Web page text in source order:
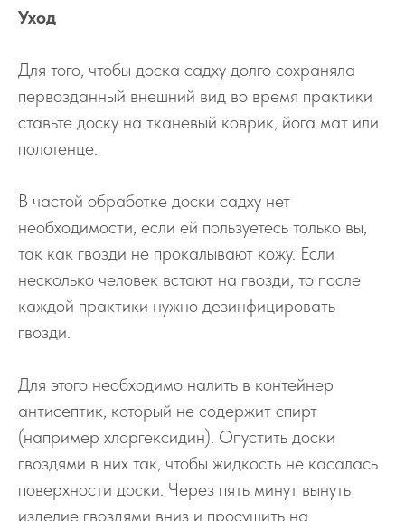
Уход
Для того, чтобы доска садху долго сохраняла
первозданный внешний вид во время практики
ставьте доску на тканевый коврик, йога мат или
полотенце.
В частой обработке доски садху нет
необходимости, если ей пользуетесь только вы,
так как гвозди не прокалывают кожу. Если
несколько человек встают на гвозди, то после
каждой практики нужно дезинфицировать
гвозди.
Для этого необходимо налить в контейнер
антисептик, который не содержит спирт
(например хлоргексидин). Опустить доски
гвоздями в них так, чтобы жидкость не касалась
поверхности доски. Через пять минут вынуть
изделие гвоздями вниз и просушить на